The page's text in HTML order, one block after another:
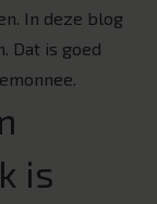
In deze blog
Dat is goed
is